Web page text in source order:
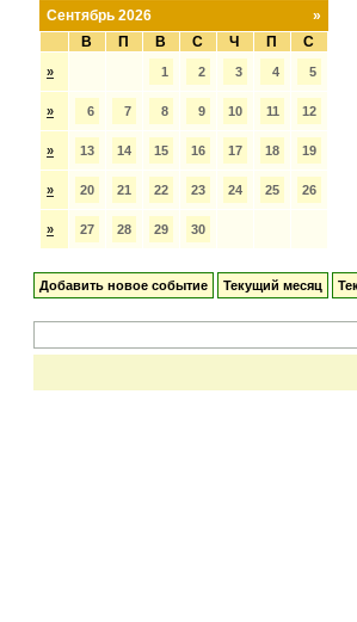
»
Сентябрь 2026
В
П В С Ч П С
» 1 2 3 4 5
» 6 7 8 9 10 11 12
» 13 14 15 16 17 18 19
» 20 21 22 23 24 25 26
» 27 28 29 30
Добавить новое событие Текущий месяц